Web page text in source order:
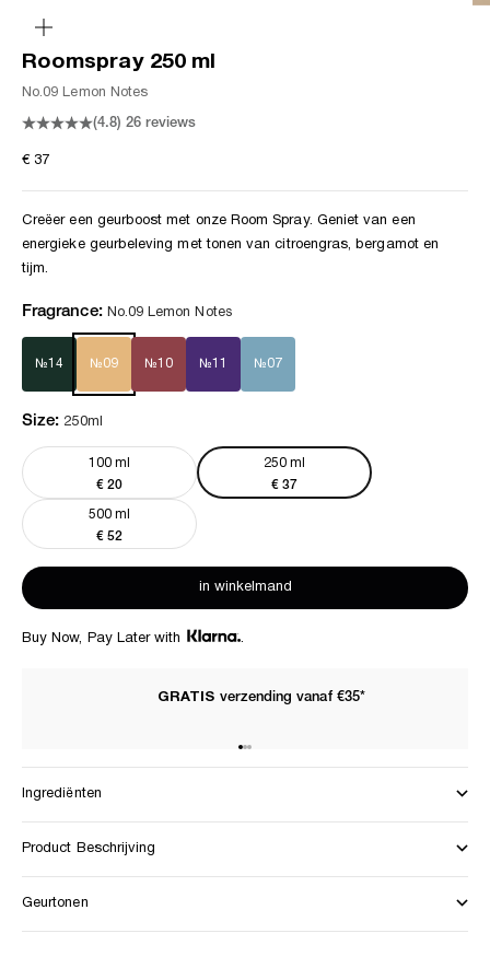
Roomspray 250 ml
No.09 Lemon Notes
(4.8) 26 reviews
Aanbiedingsprijs
€ 37
Creëer een geurboost met onze Room Spray. Geniet van een
energieke geurbeleving met tonen van citroengras, bergamot en
tijm.
Fragrance: No.09 Lemon Notes
№14 №09 №10 №11 №07
Size: 250ml
100 ml
Aanbiedingsprijs
€ 20
250 ml
Aanbiedingsprijs
€ 37
500 ml
Aanbiedingsprijs
€ 52
in winkelmand
Buy Now, Pay Later with .
GRATIS verzending vanaf €35*
Ingrediënten
Product Beschrijving
Geurtonen